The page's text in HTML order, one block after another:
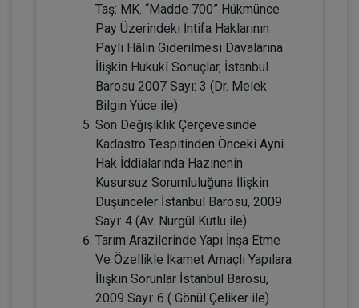
Çocuk Hukuku - IV. Medeni Hukuk
Kongresi - V. Oturum
360 TL Sepete Ekle
Tüketici Hukuku Enstitüsü
Taş: MK. “Madde 700” Hükmünce
Pay Üzerindeki İntifa Haklarının
Paylı Hâlin Giderilmesi Davalarına
İlişkin Hukukî Sonuçlar, İstanbul
Barosu 2007 Sayı: 3 (Dr. Melek
Bilgin Yüce ile)
Son Değişiklik Çerçevesinde
Kadastro Tespitinden Önceki Ayni
Hak İddialarında Hazinenin
Kusursuz Sorumluluğuna İlişkin
Düşünceler İstanbul Barosu, 2009
Sayı: 4 (Av. Nurgül Kutlu ile)
Tarım Arazilerinde Yapı İnşa Etme
Ve Özellikle İkamet Amaçlı Yapılara
İlişkin Sorunlar İstanbul Barosu,
2009 Sayı: 6 ( Gönül Çeliker ile)